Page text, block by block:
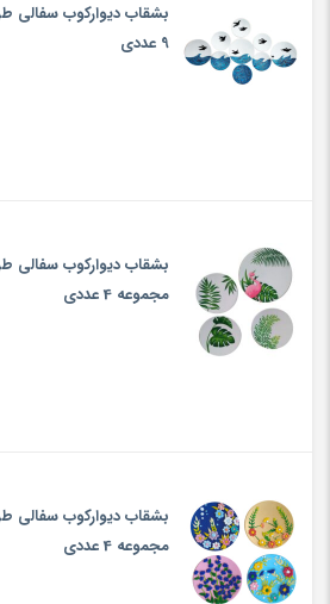
9 عددی
بشقاب دیوارکوب سفالی
مجموعه 4 عددی
مجموعه 4 عددی